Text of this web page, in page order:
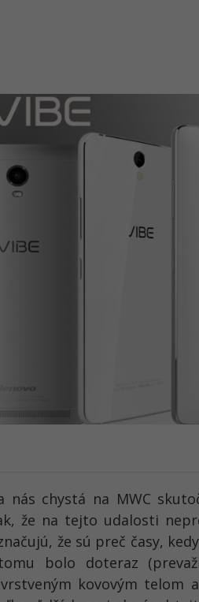
nás chystá na MWC
že na tejto udalosti
že sú preč časy,
bolo doteraz
kovovým telom